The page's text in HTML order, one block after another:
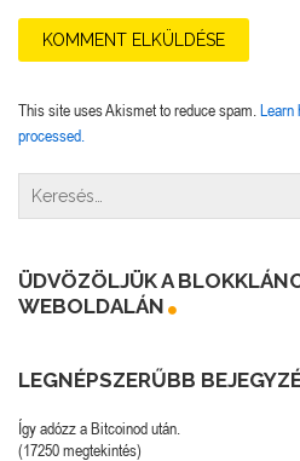
This site uses Akismet to reduce spam. Learn
processed.
ÜDVÖZÖLJÜK A
WEBOLDALÁN
LEGNÉPSZERŰBB
Így adózz a Bitcoinod után.
(17250 megtekintés)